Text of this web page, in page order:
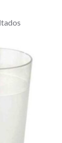
Ordenado